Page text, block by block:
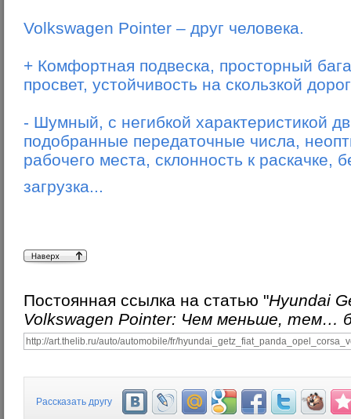
Volkswagen Pointer – друг человека.
+ Комфортная подвеска, просторный
просвет, устойчивость на скользкой
- Шумный, с негибкой характеристикой
подобранные передаточные числа,
рабочего места, склонность к раскачке,
загрузка...
Постоянная ссылка на статью "Hyundai
Volkswagen Pointer: Чем меньше, тем…
Рассказать другу